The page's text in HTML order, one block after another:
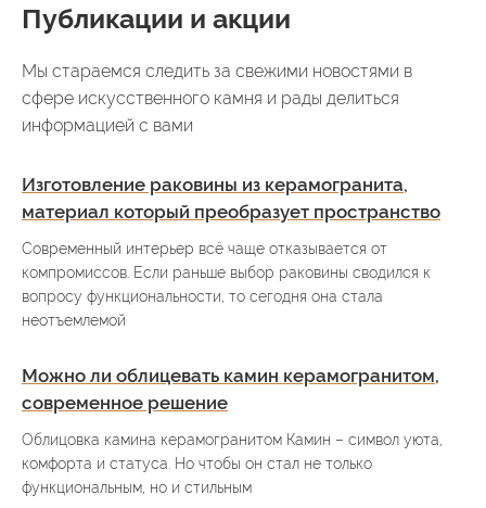
Публикации и акции
Мы стараемся следить за свежими новостями в
сфере искусственного камня и рады делиться
информацией с вами
Изготовление раковины из керамогранита,
материал который преобразует пространство
Современный интерьер всё чаще отказывается от
компромиссов. Если раньше выбор раковины сводился к
вопросу функциональности, то сегодня она стала
неотъемлемой
Можно ли облицевать камин керамогранитом,
современное решение
Облицовка камина керамогранитом Камин – символ уюта,
комфорта и статуса. Но чтобы он стал не только
функциональным, но и стильным